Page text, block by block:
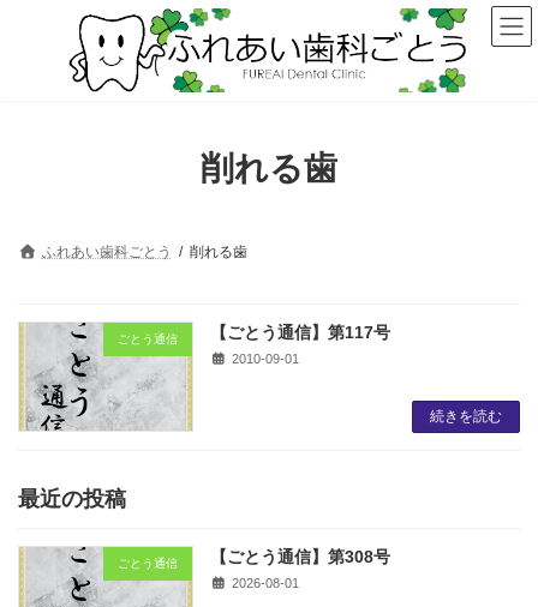
削れる歯
ふれあい歯科ごとう 削れる歯
ごとう通信 【ごとう通信】第117号
2010-09-01
続きを読む
最近の投稿
ごとう通信 【ごとう通信】第308号
2026-08-01